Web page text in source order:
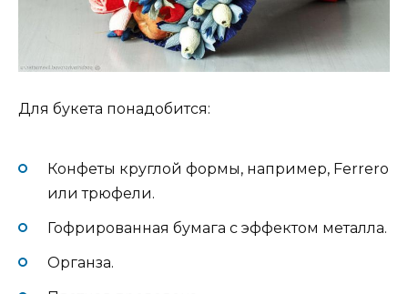
Для букета понадобится:
Конфеты круглой формы, например, Ferrero
или трюфели.
Гофрированная бумага с эффектом металла.
Органза.